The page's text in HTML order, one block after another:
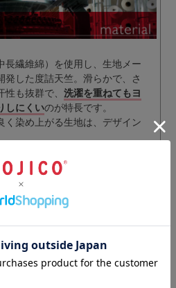
長繊維綿）を使用し、生地メー
発した度詰天竺。滑らかで、さ
も抜群で、 洗濯を重ねてもヨ
しにくいのが特長です。
く染め上がる生地は、デザイン